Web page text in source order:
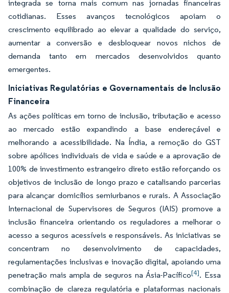
integrada se torna mais comum nas jornadas financeiras
cotidianas. Esses avanços tecnológicos apoiam o
crescimento equilibrado ao elevar a qualidade do serviço,
aumentar a conversão e desbloquear novos nichos de
demanda tanto em mercados desenvolvidos quanto
emergentes.
Iniciativas Regulatórias e Governamentais de Inclusão
Financeira
As ações políticas em torno de inclusão, tributação e acesso
ao mercado estão expandindo a base endereçável e
melhorando a acessibilidade. Na Índia, a remoção do GST
sobre apólices individuais de vida e saúde e a aprovação de
100% de investimento estrangeiro direto estão reforçando os
objetivos de inclusão de longo prazo e catalisando parcerias
para alcançar domicílios semiurbanos e rurais. A Associação
Internacional de Supervisores de Seguros (IAIS) promove a
inclusão financeira orientando os reguladores a melhorar o
acesso a seguros acessíveis e responsáveis. As iniciativas se
concentram no desenvolvimento de capacidades,
regulamentações inclusivas e inovação digital, apoiando uma
penetração mais ampla de seguros na Ásia-Pacífico[4]. Essa
combinação de clareza regulatória e plataformas nacionais